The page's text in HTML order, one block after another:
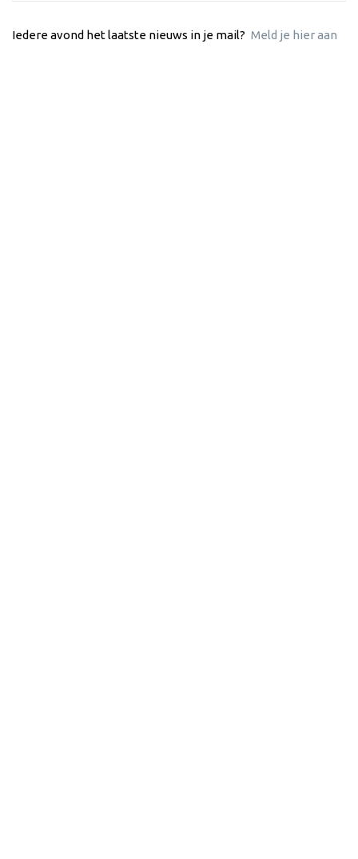
Iedere avond het laatste nieuws in je mail? Meld je hier aan